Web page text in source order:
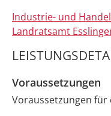
Industrie- und
Landratsamt
Voraussetzungen
Voraussetzungen für